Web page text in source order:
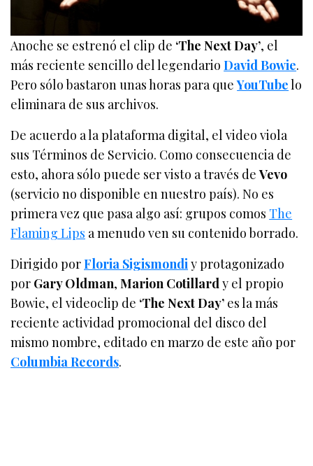
Anoche se estrenó el clip de ‘The Next Day’, el
más reciente sencillo del legendarioDavid Bowie.
Pero sólo bastaron unas horas para queYouTubelo
eliminara de sus archivos.
De acuerdo a la plataforma digital, el video viola
sus Términos de Servicio. Como consecuencia de
esto, ahora sólo puede ser visto a través deVevo
(servicio no disponible en nuestro país). No es
primera vez que pasa algo así: grupos comos The
Flaming Lips a menudo ven su contenido borrado.
Dirigido porFloria Sigismondiy protagonizado
por Gary Oldman,Marion Cotillardy el propio
Bowie, el videoclip de ‘The Next Day’ es la más
reciente actividad promocional del disco del
mismo nombre, editado en marzo de este año por
Columbia Records.